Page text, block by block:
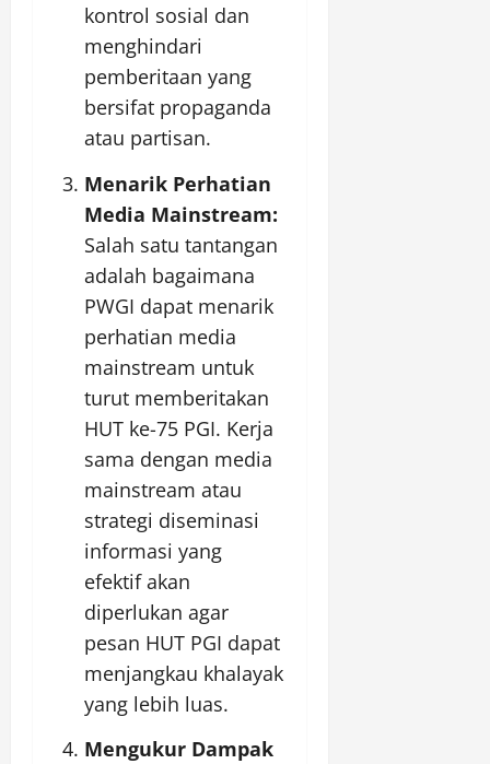
kontrol sosial dan
menghindari
pemberitaan yang
bersifat propaganda
atau partisan.
Menarik Perhatian
Media Mainstream:
Salah satu tantangan
adalah bagaimana
PWGI dapat menarik
perhatian media
mainstream untuk
turut memberitakan
HUT ke-75 PGI. Kerja
sama dengan media
mainstream atau
strategi diseminasi
informasi yang
efektif akan
diperlukan agar
pesan HUT PGI dapat
menjangkau khalayak
yang lebih luas.
Mengukur Dampak